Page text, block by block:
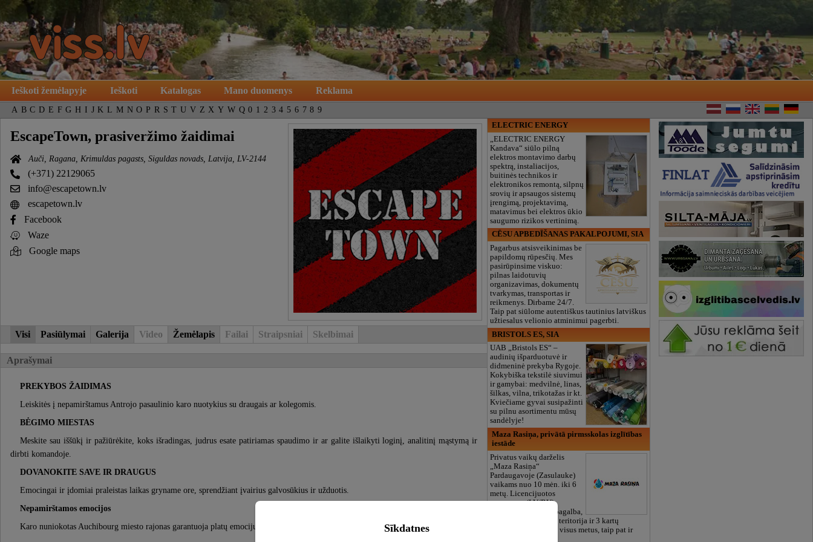
Ieškoti žemėlapyje Ieškoti Katalogas Mano duomenys Reklama
A B C D E F G H I J K L M N O P R S T U V Z X Y W Q 0 1 2 3 4 5 6 7 8 9
EscapeTown, prasiveržimo žaidimai
Auči, Ragana, Krimuldas pagasts, Siguldas novads, Latvija, LV-2144
(+371) 22129065
info@escapetown.lv
escapetown.lv
Facebook
Waze
Google maps
Visi Pasiūlymai Galerija Video Žemėlapis Failai Straipsniai Skelbimai
Aprašymai
PREKYBOS ŽAIDIMAS
Leiskitės į nepamirštamus Antrojo pasaulinio karo nuotykius su draugais ar kolegomis.
BĖGIMO MIESTAS
Meskite sau iššūkį ir pažiūrėkite, koks išradingas, judrus esate patiriamas spaudimo ir ar galite išlaikyti loginį, analitinį mąstymą ir
dirbti komandoje.
DOVANOKITE SAVE IR DRAUGUS
Emocingai ir įdomiai praleistas laikas gryname ore, sprendžiant įvairius galvosūkius ir užduotis.
Nepamirštamos emocijos
Karo nuniokotas Auchibourg miesto rajonas garantuoja platų emocijų spektrą.
ELECTRIC ENERGY
„ELECTRIC ENERGY
Kandava“ siūlo pilną
elektros montavimo darbų
spektrą, instaliacijos,
buitinės technikos ir
elektronikos remontą, silpnų
srovių ir apsaugos sistemų
įrengimą, projektavimą,
matavimus bei elektros ūkio
saugumo rizikos vertinimą.
CĒSU APBEDĪŠANAS PAKALPOJUMI, SIA
Pagarbus atsisveikinimas be
papildomų rūpesčių. Mes
pasirūpinsime viskuo:
pilnas laidotuvių
organizavimas, dokumentų
tvarkymas, transportas ir
reikmenys. Dirbame 24/7.
Taip pat siūlome autentiškus tautinius latviškus
užtiesalus velionio atminimui pagerbti.
BRISTOLS ES, SIA
UAB „Bristols ES“ –
audinių išparduotuvė ir
didmeninė prekyba Rygoje.
Kokybiška tekstilė siuvimui
ir gamybai: medvilnė, linas,
šilkas, vilna, trikotažas ir kt.
Kviečiame gyvai susipažinti
su pilnu asortimentu mūsų
sandėlyje!
Maza Rasiņa, privātā pirmsskolas izglītības
iestāde
Privatus vaikų darželis
„Maza Rasiņa“
Pardaugavoje (Zasulauke)
vaikams nuo 10 mėn. iki 6
metų. Licencijuotos
programos (LV/RU),
logopedas, speciali pagalba,
būreliai, didelė žalia teritorija ir 3 kartų
maitinimas. Dirbame visus metus, taip pat ir
Sīkdatnes